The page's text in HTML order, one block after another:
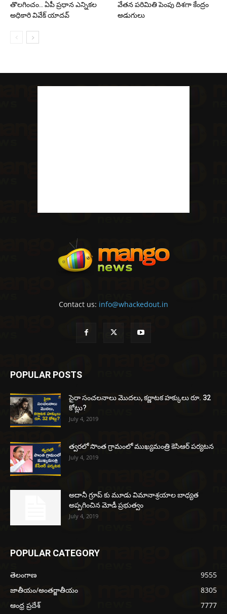
తొలగించం.. ఏపీ ప్రధాన ఎన్నికల
అధికారి వివేక్ యాదవ్
వేతన పరిమితి పెంపు దిశగా కేంద్రం
అడుగులు
Contact us: info@whackedout.in
POPULAR POSTS
సైరా సంచలనాలు మొదలు, కర్ణాటక హక్కులు రూ. 32
కోట్లు?
July 4, 2019
త్వరలో సొంత గ్రామంలో ముఖ్యమంత్రి కెసిఆర్ పర్యటన
July 4, 2019
అదానీ గ్రూప్ కు మూడు విమానాశ్రయాల బాధ్యత
అప్పగించిన మోడీ ప్రభుత్వం
July 4, 2019
POPULAR CATEGORY
తెలంగాణ
9555
జాతీయం/అంతర్జాతీయం
8305
ఆంధ్ర ప్రదేశ్
7777